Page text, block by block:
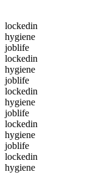
lockedin
hygiene
joblife
lockedin
hygiene
joblife
lockedin
hygiene
joblife
lockedin
hygiene
joblife
lockedin
hygiene